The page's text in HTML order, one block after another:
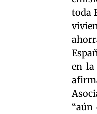
toda
en la
“aún